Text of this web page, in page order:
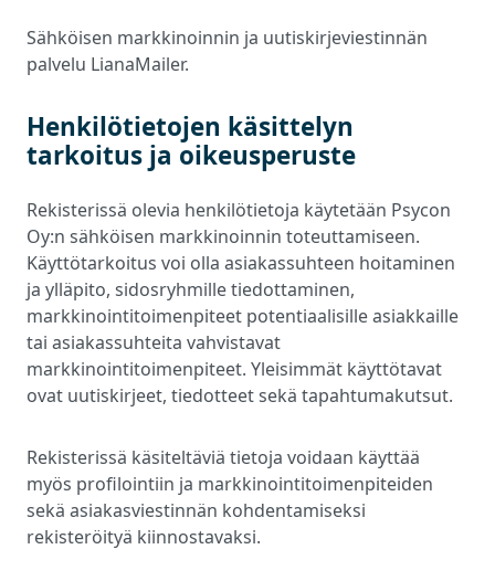
Sähköisen markkinoinnin ja uutiskirjeviestinnän
palvelu LianaMailer.
Henkilötietojen käsittelyn
tarkoitus ja oikeusperuste
Rekisterissä olevia henkilötietoja käytetään Psycon
Oy:n sähköisen markkinoinnin toteuttamiseen.
Käyttötarkoitus voi olla asiakassuhteen hoitaminen
ja ylläpito, sidosryhmille tiedottaminen,
markkinointitoimenpiteet potentiaalisille asiakkaille
tai asiakassuhteita vahvistavat
markkinointitoimenpiteet. Yleisimmät käyttötavat
ovat uutiskirjeet, tiedotteet sekä tapahtumakutsut.
Rekisterissä käsiteltäviä tietoja voidaan käyttää
myös profilointiin ja markkinointitoimenpiteiden
sekä asiakasviestinnän kohdentamiseksi
rekisteröityä kiinnostavaksi.